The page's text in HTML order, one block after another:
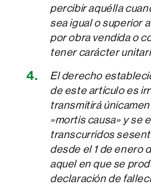
percibir aquélla
sea igual o superior
por obra vendida o
tener carácter
El derecho
de este artículo es
transmitirá
»mortis causa» y se
transcurridos
desde el 1 de enero
aquel en que se
declaración de